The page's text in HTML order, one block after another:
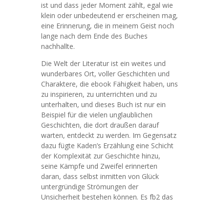
ist und dass jeder Moment zählt, egal wie
klein oder unbedeutend er erscheinen mag,
eine Erinnerung, die in meinem Geist noch
lange nach dem Ende des Buches
nachhallte.
Die Welt der Literatur ist ein weites und
wunderbares Ort, voller Geschichten und
Charaktere, die ebook Fähigkeit haben, uns
zu inspirieren, zu unterrichten und zu
unterhalten, und dieses Buch ist nur ein
Beispiel für die vielen unglaublichen
Geschichten, die dort draußen darauf
warten, entdeckt zu werden. Im Gegensatz
dazu fügte Kaden’s Erzählung eine Schicht
der Komplexität zur Geschichte hinzu,
seine Kämpfe und Zweifel erinnerten
daran, dass selbst inmitten von Glück
untergründige Strömungen der
Unsicherheit bestehen können. Es fb2 das